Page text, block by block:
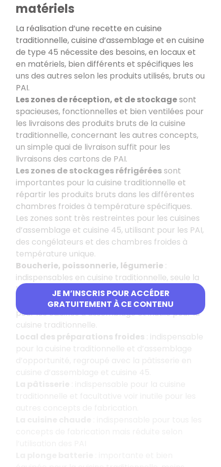
JE M’INSCRIS POUR ACCÉDER
GRATUITEMENT À CE CONTENU
matériels
La réalisation d’une recette en cuisine
traditionnelle, cuisine d’assemblage et en cuisine
de type 45 nécessite des besoins, en locaux et
en matériels, bien différents et spécifiques les
uns des autres selon les produits utilisés, bruts ou
PAI.
Les zones de réception, et de stockagesont
spacieuses, fonctionnelles et bien ventilées pour
les livraisons des produits bruts de la cuisine
traditionnelle, concernant les autres concepts,
un simple quai de livraison suffit pour les
livraisons des cartons de PAI.
Les zones de stockages réfrigéréessont
importantes pour la cuisine traditionnelle et
répartir les produits bruts dans les différentes
chambres froides à température spécifiques.
Les zones sont très restreintes pour les cuisines
d’assemblage et cuisine 45, utilisant pour les PAI,
des congélateurs et des chambres froides à
température unique.
Boucherie, poissonnerie, légumerie :
indispensables en cuisine traditionnelle, seule la
légumerie est inutile pour les autres concepts.
Zone de déconditionnement: indispensable
pour les cuisines d’assemblage et inutile pour la
cuisine traditionnelle.
Local des préparations froides : indispensable
pour la cuisine traditionnelle et d’assemblage